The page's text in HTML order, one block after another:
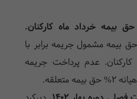
بیمه مشمول جریمه برابر با
کارکنان. عدم پرداخت جریمه
متعلقه.